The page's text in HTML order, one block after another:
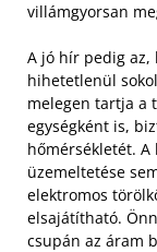
villámgyorsan
A jó hír pedig az,
hihetetlenül
melegen tartja a
egységként is,
hőmérsékletét. A
üzemeltetése
elektromos
elsajátítható.
csupán az áram